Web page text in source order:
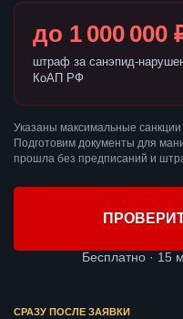
до 1 000 000
штраф за санэпид-
КоАП РФ
Указаны максимальные
Подготовим документы для
прошла без предписаний и
Бесплатно · 15
СРАЗУ ПОСЛЕ ЗАЯВКИ